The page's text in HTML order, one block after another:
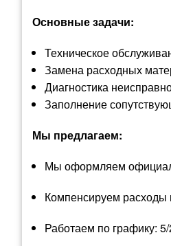
Основные задачи:
Техническое
Замена расходных
Диагностика
Заполнение
Мы предлагаем:
Мы оформляем
Компенсируем расходы
Работаем по графику: